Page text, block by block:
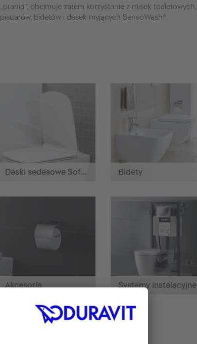
„prania”, obejmuje zatem korzystanie z misek toaletowych,
pisuarów, bidetów i desek myjących SensoWash®.
Deski sedesowe SoftClose Bidety
Akcesoria Systemy instalacyjne